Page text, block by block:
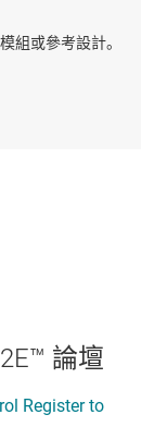
組或參考設計。
論壇